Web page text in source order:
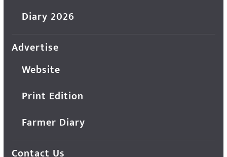
Diary 2026
Advertise
Website
Print Edition
Farmer Diary
Contact Us